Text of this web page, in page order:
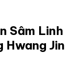
Sâm Linh
Hwang Jin